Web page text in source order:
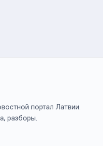
портал Латвии.
разборы.